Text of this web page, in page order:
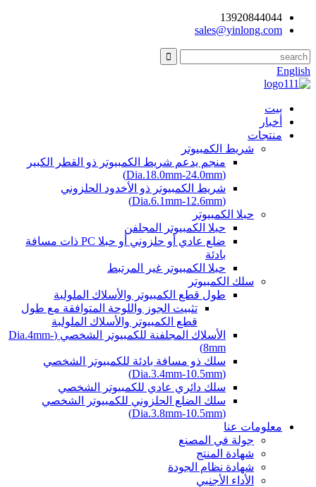
13920844044
sales@yinlong.com
English
بيت
أخبار
منتجات
شريط الكمبيوتر
منجم يدعم شريط الكمبيوتر ذو القطر الكبير
(Dia.18.0mm-24.0mm)
شريط الكمبيوتر ذو الأخدود الحلزوني
(Dia.6.1mm-12.6mm)
حبلا الكمبيوتر
حبلا الكمبيوتر المجلفن
ضلع عادي أو حلزوني أو حبلا PC ذات مسافة
بادئة
حبلا الكمبيوتر غير المرتبط
سلك الكمبيوتر
طول قطع الكمبيوتر والأسلاك الملولبة
تثبيت الجوز واللوحة المتوافقة مع طول
قطع الكمبيوتر والأسلاك الملولبة
الأسلاك المجلفنة للكمبيوتر الشخصي (Dia.4mm-
8mm)
سلك ذو مسافة بادئة للكمبيوتر الشخصي
(Dia.3.4mm-10.5mm)
سلك دائري عادي للكمبيوتر الشخصي
سلك الضلع الحلزوني للكمبيوتر الشخصي
(Dia.3.8mm-10.5mm)
معلومات عنا
جولة في المصنع
شهادة المنتج
شهادة نظام الجودة
الأداء الأجنبي